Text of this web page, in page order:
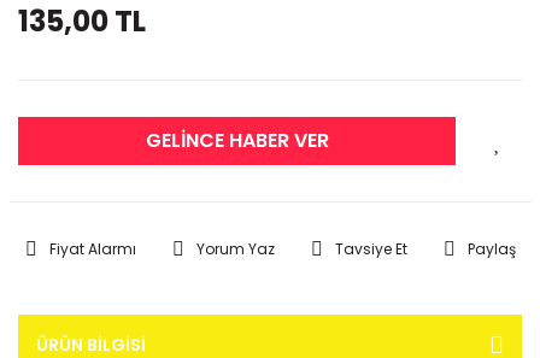
135,00 TL
GELİNCE HABER VER
Fiyat Alarmı Yorum Yaz Tavsiye Et Paylaş
ÜRÜN BILGISI